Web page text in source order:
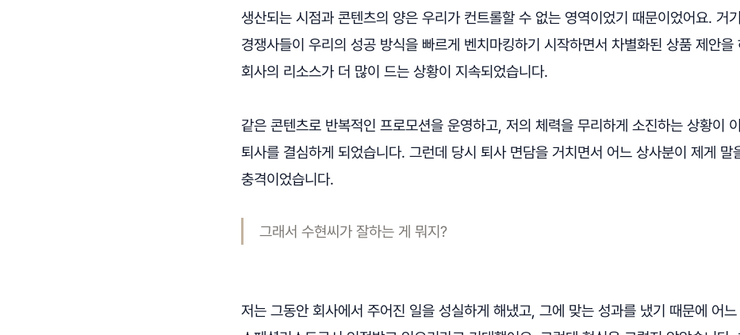
생산되는 시점과 콘텐츠의 양은 우리가 컨트롤할 수 없는 영역이었기 때문이었어요. 거
경쟁사들이 우리의 성공 방식을 빠르게 벤치마킹하기 시작하면서 차별화된 상품 제안을
회사의 리소스가 더 많이 드는 상황이 지속되었습니다.
같은 콘텐츠로 반복적인 프로모션을 운영하고, 저의 체력을 무리하게 소진하는 상황이
퇴사를 결심하게 되었습니다. 그런데 당시 퇴사 면담을 거치면서 어느 상사분이 제게 말
충격이었습니다.
그래서 수현씨가 잘하는 게 뭐지?
저는 그동안 회사에서 주어진 일을 성실하게 해냈고, 그에 맞는 성과를 냈기 때문에 어